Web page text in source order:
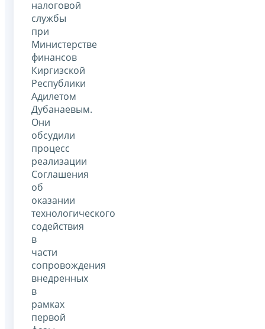
налоговой
службы
при
Министерстве
финансов
Киргизской
Республики
Адилетом
Дубанаевым.
Они
обсудили
процесс
реализации
Соглашения
об
оказании
технологического
содействия
в
части
сопровождения
внедренных
в
рамках
первой